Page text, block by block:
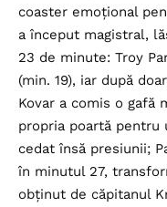
coaster emoțional
a început magistral,
23 de minute: Troy
(min. 19), iar după
Kovar a comis o gafă
propria poartă pentru
cedat însă presiunii;
în minutul 27,
obținut de căpitanul